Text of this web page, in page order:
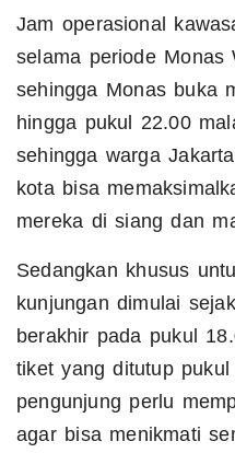
Jam operasional
selama periode Monas
sehingga Monas buka
hingga pukul 22.00
sehingga warga
kota bisa
mereka di siang dan
Sedangkan khusus
kunjungan dimulai
berakhir pada pukul
tiket yang ditutup
pengunjung perlu
agar bisa menikmati